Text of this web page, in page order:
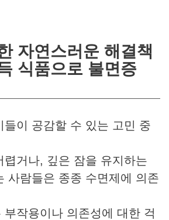
자연스러운 해결책
식품으로 불면증
들이 공감할 수 있는 고민 중
렵거나, 깊은 잠을 유지하는
사람들은 종종 수면제에 의존
부작용이나 의존성에 대한 걱